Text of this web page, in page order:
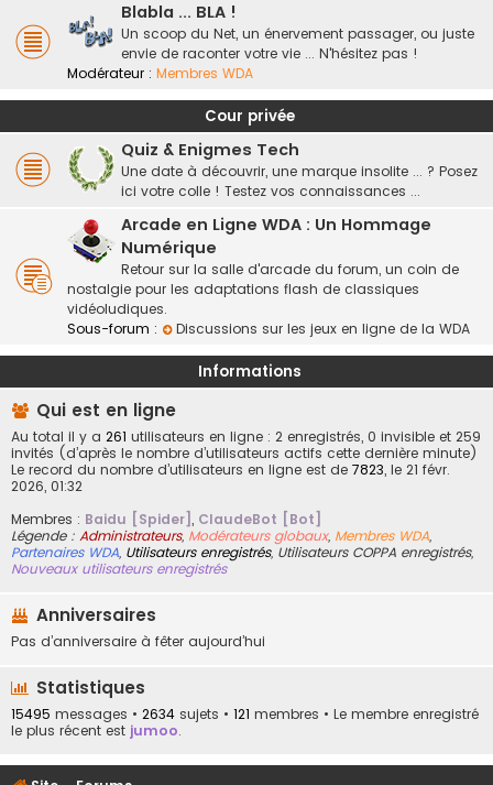
Blabla ... BLA !
Un scoop du Net, un énervement passager, ou juste
envie de raconter votre vie ... N'hésitez pas !
Modérateur : Membres WDA
Cour privée
Quiz & Enigmes Tech
Une date à découvrir, une marque insolite ... ? Posez
ici votre colle ! Testez vos connaissances ...
Arcade en Ligne WDA : Un Hommage
Numérique
Retour sur la salle d'arcade du forum, un coin de
nostalgie pour les adaptations flash de classiques
vidéoludiques.
Sous-forum :
Discussions sur les jeux en ligne de la WDA
Informations
Qui est en ligne
Au total il y a 261 utilisateurs en ligne : 2 enregistrés, 0 invisible et 259
invités (d’après le nombre d’utilisateurs actifs cette dernière minute)
Le record du nombre d’utilisateurs en ligne est de 7823, le 21 févr.
2026, 01:32
Membres : Baidu [Spider], ClaudeBot [Bot]
Légende : Administrateurs, Modérateurs globaux, Membres WDA,
Partenaires WDA, Utilisateurs enregistrés, Utilisateurs COPPA enregistrés,
Nouveaux utilisateurs enregistrés
Anniversaires
Pas d’anniversaire à fêter aujourd’hui
Statistiques
15495 messages • 2634 sujets • 121 membres • Le membre enregistré
le plus récent est jumoo.